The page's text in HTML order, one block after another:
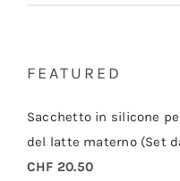
FEATURED
Sacchetto in silicone
del latte materno (Set
CHF 20.50